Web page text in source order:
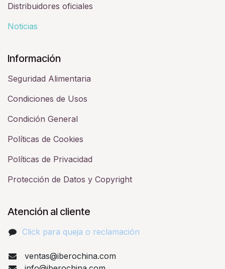
Distribuidores oficiales
Noticias
Información
Seguridad Alimentaria
Condiciones de Usos
Condición General
Políticas de Cookies
Políticas de Privacidad
Protección de Datos y Copyright
Atención al cliente
Click para queja o reclamación​
ventas@iberochina.com